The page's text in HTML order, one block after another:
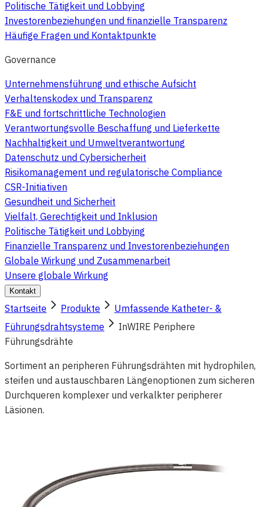
Politische Tätigkeit und Lobbying
Investorenbeziehungen und finanzielle Transparenz
Häufige Fragen und Kontaktpunkte
Governance
Unternehmensführung und ethische Aufsicht
Verhaltenskodex und Transparenz
F&E und fortschrittliche Technologien
Verantwortungsvolle Beschaffung und Lieferkette
Nachhaltigkeit und Umweltverantwortung
Datenschutz und Cybersicherheit
Risikomanagement und regulatorische Compliance
CSR-Initiativen
Gesundheit und Sicherheit
Vielfalt, Gerechtigkeit und Inklusion
Politische Tätigkeit und Lobbying
Finanzielle Transparenz und Investorenbeziehungen
Globale Wirkung und Zusammenarbeit
Unsere globale Wirkung
Kontakt
Startseite Produkte
Umfassende Katheter- &
Führungsdrahtsysteme
InWIRE Periphere
Führungsdrähte
Sortiment an peripheren Führungsdrähten mit hydrophilen,
steifen und austauschbaren Längenoptionen zum sicheren
Durchqueren komplexer und verkalkter peripherer
Läsionen.